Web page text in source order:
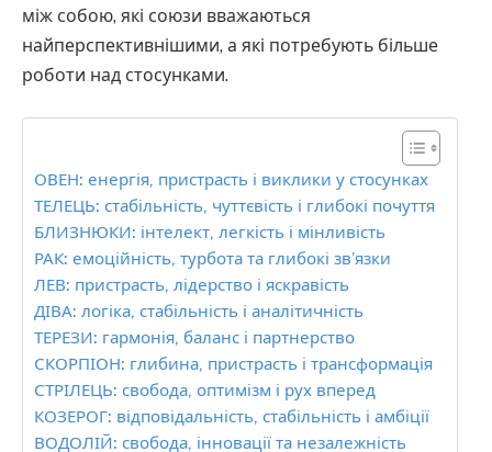
між собою, які союзи вважаються
найперспективнішими, а які потребують більше
роботи над стосунками.
ОВЕН: енергія, пристрасть і виклики у стосунках
ТЕЛЕЦЬ: стабільність, чуттєвість і глибокі почуття
БЛИЗНЮКИ: інтелект, легкість і мінливість
РАК: емоційність, турбота та глибокі зв’язки
ЛЕВ: пристрасть, лідерство і яскравість
ДІВА: логіка, стабільність і аналітичність
ТЕРЕЗИ: гармонія, баланс і партнерство
СКОРПІОН: глибина, пристрасть і трансформація
СТРІЛЕЦЬ: свобода, оптимізм і рух вперед
КОЗЕРОГ: відповідальність, стабільність і амбіції
ВОДОЛІЙ: свобода, інновації та незалежність